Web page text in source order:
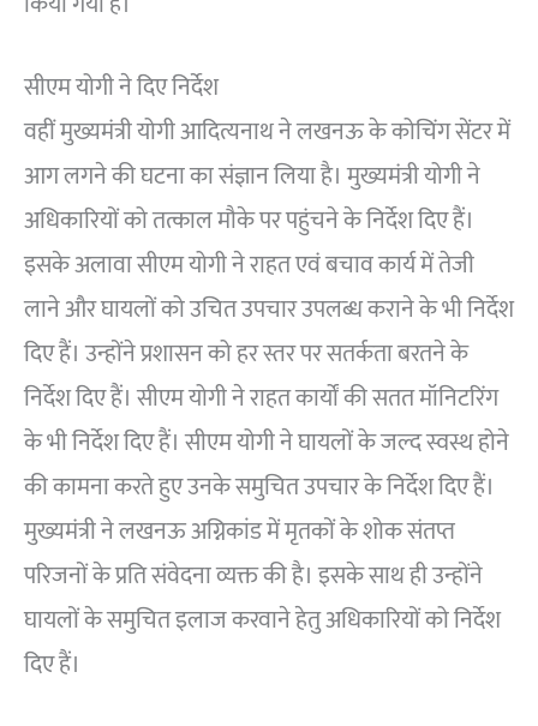
सीएम योगी ने दिए निर्देश
वहीं मुख्यमंत्री योगी आदित्यनाथ ने लखनऊ के कोचिंग सेंटर में
आग लगने की घटना का संज्ञान लिया है। मुख्यमंत्री योगी ने
अधिकारियों को तत्काल मौके पर पहुंचने के निर्देश दिए हैं।
इसके अलावा सीएम योगी ने राहत एवं बचाव कार्य में तेजी
लाने और घायलों को उचित उपचार उपलब्ध कराने के भी निर्देश
दिए हैं। उन्होंने प्रशासन को हर स्तर पर सतर्कता बरतने के
निर्देश दिए हैं। सीएम योगी ने राहत कार्यों की सतत मॉनिटरिंग
के भी निर्देश दिए हैं। सीएम योगी ने घायलों के जल्द स्वस्थ होने
की कामना करते हुए उनके समुचित उपचार के निर्देश दिए हैं।
मुख्यमंत्री ने लखनऊ अग्निकांड में मृतकों के शोक संतप्त
परिजनों के प्रति संवेदना व्यक्त की है। इसके साथ ही उन्होंने
घायलों के समुचित इलाज करवाने हेतु अधिकारियों को निर्देश
दिए हैं।